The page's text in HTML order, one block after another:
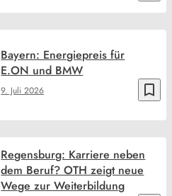
bookmark_border
9. Juli 2026
Bayern: Energiepreis für
E.ON und BMW
Regensburg: Karriere neben
dem Beruf? OTH zeigt neue
Wege zur Weiterbildung